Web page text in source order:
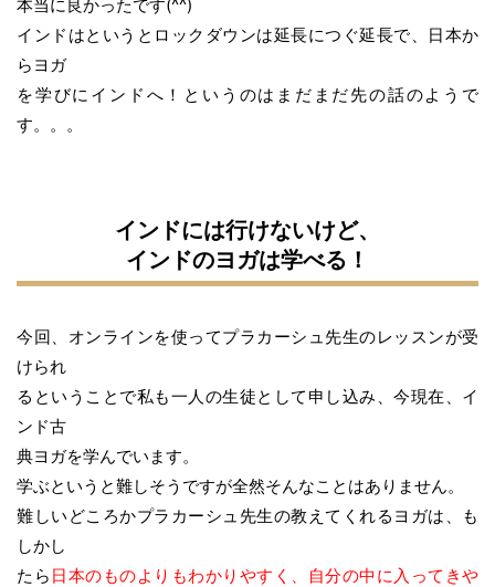
本当に良かったです(^^)
インドはというとロックダウンは延長につぐ延長で、日本か
らヨガ
を学びにインドへ！というのはまだまだ先の話のようで
す。。。
インドには行けないけど、
インドのヨガは学べる！
今回、オンラインを使ってプラカーシュ先生のレッスンが受
けられ
るということで私も一人の生徒として申し込み、今現在、イ
ンド古
典ヨガを学んでいます。
学ぶというと難しそうですが全然そんなことはありません。
難しいどころかプラカーシュ先生の教えてくれるヨガは、も
しかし
たら 日本のものよりもわかりやすく、自分の中に入ってきや